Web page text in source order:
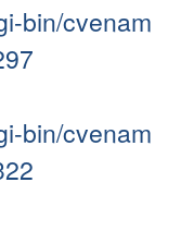
bin/cvenam
bin/cvenam